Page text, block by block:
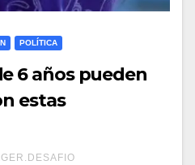
POLÍTICA
6 años pueden
estas